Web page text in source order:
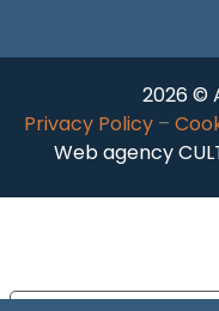
2026 ©
Privacy Policy –
Web agency